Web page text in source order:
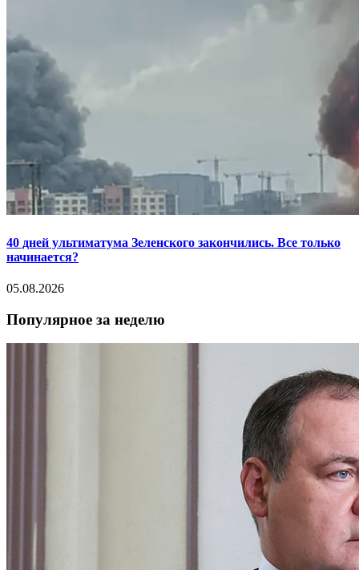
40 дней ультиматума Зеленского закончились. Все только
начинается?
05.08.2026
Популярное за неделю